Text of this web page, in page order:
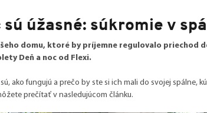
sú úžasné: súkromie v
domu, ktoré by príjemne regulovalo priechod
Deň a noc od Flexi.
sú, ako fungujú a prečo by ste si ich mali do svojej spálne,
prečítať v nasledujúcom článku.